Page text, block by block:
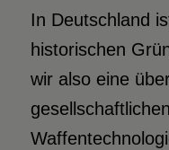
In Deutschland
historischen
wir also eine